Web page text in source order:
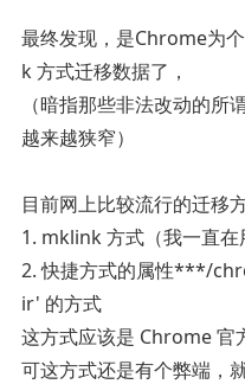
最终发现，是Chrome为
k 方式迁移数据了，
（暗指那些非法改动的
越来越狭窄）
目前网上比较流行的迁移
1. mklink 方式（我一直在
2. 快捷方式的属性***/
ir' 的方式
这方式应该是 Chrome 官
可这方式还是有个弊端，